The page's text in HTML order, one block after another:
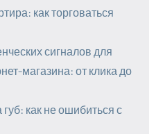
как торговаться
сигналов для
магазина: от клика до
как не ошибиться с